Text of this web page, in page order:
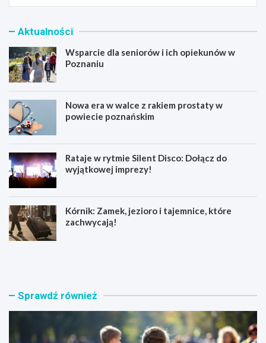
Aktualności
Wsparcie dla seniorów i ich opiekunów w
Poznaniu
Nowa era w walce z rakiem prostaty w
powiecie poznańskim
Rataje w rytmie Silent Disco: Dołącz do
wyjątkowej imprezy!
Kórnik: Zamek, jezioro i tajemnice, które
zachwycają!
W
c
l
N
r
a
Sprawdź również